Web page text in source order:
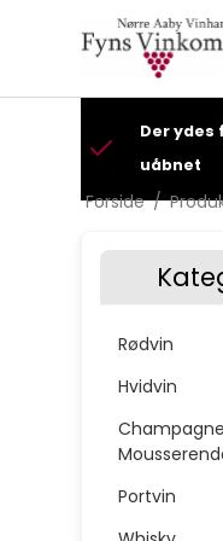
Der ydes
uåbnet
Forside /
Rødvin
Hvidvin
Portvin